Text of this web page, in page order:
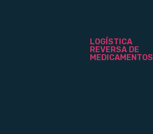
LOGÍSTICA
REVERSA DE
MEDICAMENTOS